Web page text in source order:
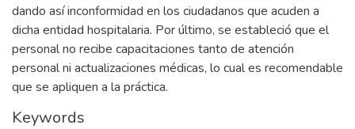
dando así inconformidad en los ciudadanos que acuden a
dicha entidad hospitalaria. Por último, se estableció que el
personal no recibe capacitaciones tanto de atención
personal ni actualizaciones médicas, lo cual es recomendable
que se apliquen a la práctica.
Keywords